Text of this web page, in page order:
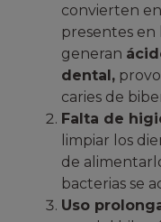
convierten
presentes en
generan
dental,
caries de
Falta de
limpiar los
de
bacterias se
Uso